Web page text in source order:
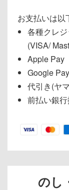
お支払いは以
各種クレ
(VISA/
Apple Pay
Google Pay
代引き(ヤ
前払い銀
のし